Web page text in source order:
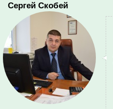
Сергей Скобей